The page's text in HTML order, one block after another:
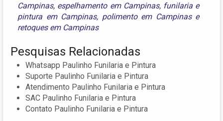
Campinas, espelhamento em Campinas, funilaria e
pintura em Campinas, polimento em Campinase
retoques em Campinas
Pesquisas Relacionadas
Whatsapp Paulinho Funilaria e Pintura
Suporte Paulinho Funilaria e Pintura
Atendimento Paulinho Funilaria e Pintura
SAC Paulinho Funilaria e Pintura
Contato Paulinho Funilaria e Pintura